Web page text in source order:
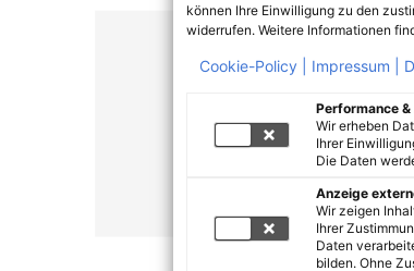
können Ihre Einwilligung zu den
widerrufen. Weitere Informationen
Cookie-Policy | Impressum |
Performance
Wir erheben
Ihrer
Die Daten
Anzeige
Wir zeigen
Ihrer
Daten
bilden. Ohne